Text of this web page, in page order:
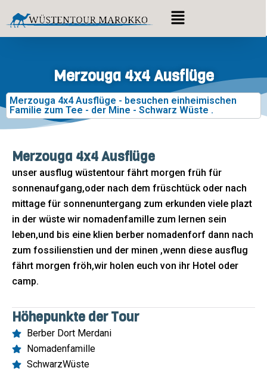
Inhalt
springen
Menü
Merzouga 4x4 Ausflüge
Merzouga 4x4 Ausflüge - besuchen einheimischen
Familie zum Tee - der Mine - Schwarz Wüste .
Merzouga 4x4 Ausflüge
unser ausflug wüstentour fährt morgen früh für
sonnenaufgang,oder nach dem früschtück oder nach
mittage für sonnenuntergang zum erkunden viele plazt
in der wüste wir nomadenfamille zum lernen sein
leben,und bis eine klien berber nomadenforf dann nach
zum fossilienstien und der minen ,wenn diese ausflug
fährt morgen fröh,wir holen euch von ihr Hotel oder
camp.
Höhepunkte der Tour
Berber Dort Merdani
Nomadenfamille
SchwarzWüste